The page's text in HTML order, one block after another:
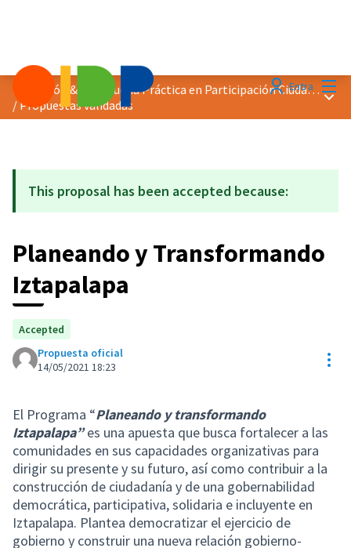
EntraDistinción &quot;Buena Práctica en Participación Ciudadana&quot; 2021
/Propuestas validadas
This proposal has been accepted because:
Planeando y Transformando
Iztapalapa
Accepted
Propuesta oficial
14/05/2021 18:23
El Programa “Planeando y transformando
Iztapalapa”es una apuesta que busca fortalecer a las
comunidades en sus capacidades organizativas para
dirigir su presente y su futuro, así como contribuir a la
construcción de ciudadanía y de una gobernabilidad
democrática, participativa, solidaria e incluyente en
Iztapalapa. Plantea democratizar el ejercicio de
gobierno y construir una nueva relación gobierno-